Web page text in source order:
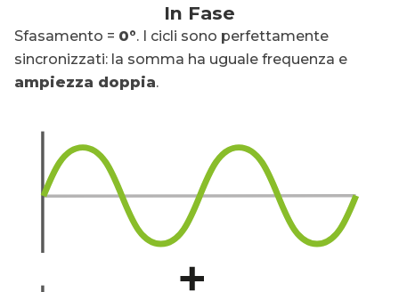
In Fase
Sfasamento = 0°. I cicli sono perfettamente
sincronizzati: la somma ha uguale frequenza e
ampiezza doppia.